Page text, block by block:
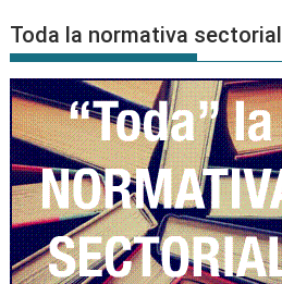
Noticias
Toda la normativa sectorial